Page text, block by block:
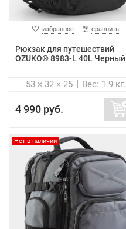
избранное сравнить
Рюкзак для путешествий
OZUKO® 8983-L 40L Черный
53 × 32 × 25 Вес: 1.9 кг.
4 990 руб.
Нет в наличии